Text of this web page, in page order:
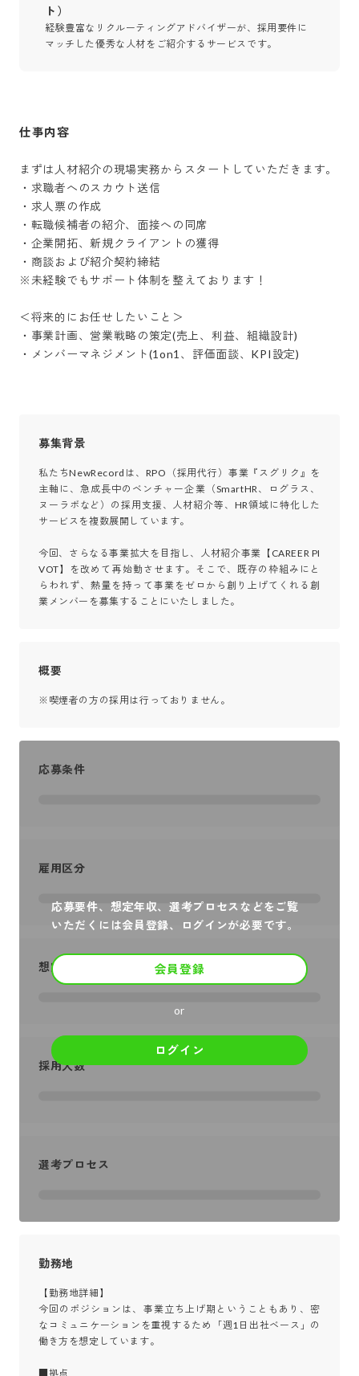
ト）
経験豊富なリクルーティングアドバイザーが、採用要件に
マッチした優秀な人材をご紹介するサービスです。
仕事内容
まずは人材紹介の現場実務からスタートしていただきます。
・求職者へのスカウト送信
・求人票の作成
・転職候補者の紹介、面接への同席
・企業開拓、新規クライアントの獲得
・商談および紹介契約締結
※未経験でもサポート体制を整えております！
＜将来的にお任せしたいこと＞
・事業計画、営業戦略の策定(売上、利益、組織設計)
・メンバーマネジメント(1on1、評価面談、KPI設定)
募集背景
私たちNewRecordは、RPO（採用代行）事業『スグリク』を
主軸に、急成長中のベンチャー企業（SmartHR、ログラス、
ヌーラボなど）の採用支援、人材紹介等、HR領域に特化した
サービスを複数展開しています。
今回、さらなる事業拡大を目指し、人材紹介事業【CAREER PI
VOT】を改めて再始動させます。そこで、既存の枠組みにと
らわれず、熱量を持って事業をゼロから創り上げてくれる創
業メンバーを募集することにいたしました。
概要
※喫煙者の方の採用は行っておりません。
応募要件、想定年収、選考プロセスなどをご覧
いただくには会員登録、ログインが必要です。
会員登録
or
ログイン
応募条件
雇用区分
想定年収
採用人数
選考プロセス
勤務地
【勤務地詳細】
今回のポジションは、事業立ち上げ期ということもあり、密
なコミュニケーションを重視するため「週1日出社ベース」の
働き方を想定しています。
■拠点